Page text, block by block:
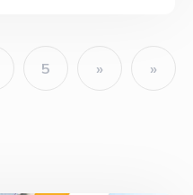
Page Page
5